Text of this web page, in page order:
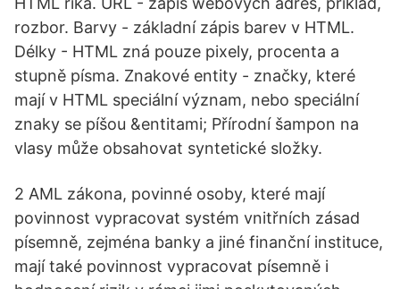
rozbor. Barvy - základní zápis barev v HTML.
Délky - HTML zná pouze pixely, procenta a
stupně písma. Znakové entity - značky, které
mají v HTML speciální význam, nebo speciální
znaky se píšou &entitami; Přírodní šampon na
vlasy může obsahovat syntetické složky.
2 AML zákona, povinné osoby, které mají
povinnost vypracovat systém vnitřních zásad
písemně, zejména banky a jiné finanční instituce,
mají také povinnost vypracovat písemně i